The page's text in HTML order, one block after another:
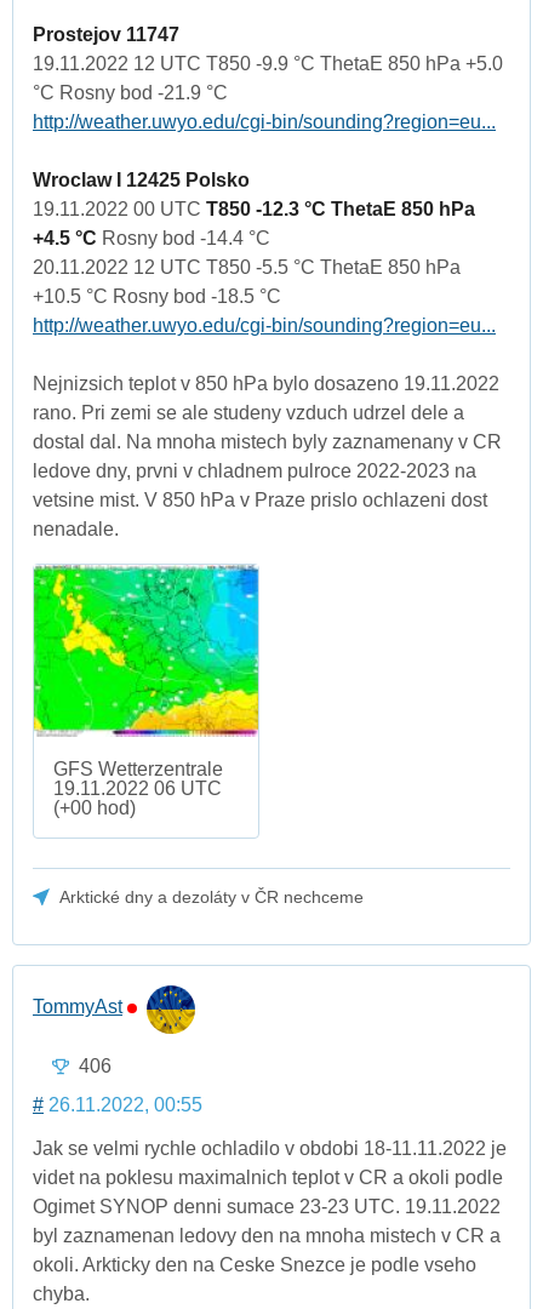
Prostejov 11747
19.11.2022 12 UTC T850 -9.9 °C ThetaE 850 hPa +5.0
°C Rosny bod -21.9 °C
http://weather.uwyo.edu/cgi-bin/sounding?region=eu...
Wroclaw I 12425 Polsko
19.11.2022 00 UTC T850 -12.3 °C ThetaE 850 hPa
+4.5 °C Rosny bod -14.4 °C
20.11.2022 12 UTC T850 -5.5 °C ThetaE 850 hPa
+10.5 °C Rosny bod -18.5 °C
http://weather.uwyo.edu/cgi-bin/sounding?region=eu...
Nejnizsich teplot v 850 hPa bylo dosazeno 19.11.2022
rano. Pri zemi se ale studeny vzduch udrzel dele a
dostal dal. Na mnoha mistech byly zaznamenany v CR
ledove dny, prvni v chladnem pulroce 2022-2023 na
vetsine mist. V 850 hPa v Praze prislo ochlazeni dost
nenadale.
GFS Wetterzentrale
19.11.2022 06 UTC
(+00 hod)
Arktické dny a dezoláty v ČR nechceme
TommyAst
406
# 26.11.2022, 00:55
Jak se velmi rychle ochladilo v obdobi 18-11.11.2022 je
videt na poklesu maximalnich teplot v CR a okoli podle
Ogimet SYNOP denni sumace 23-23 UTC. 19.11.2022
byl zaznamenan ledovy den na mnoha mistech v CR a
okoli. Arkticky den na Ceske Snezce je podle vseho
chyba.